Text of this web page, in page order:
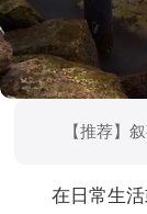
【推荐】
在日常生